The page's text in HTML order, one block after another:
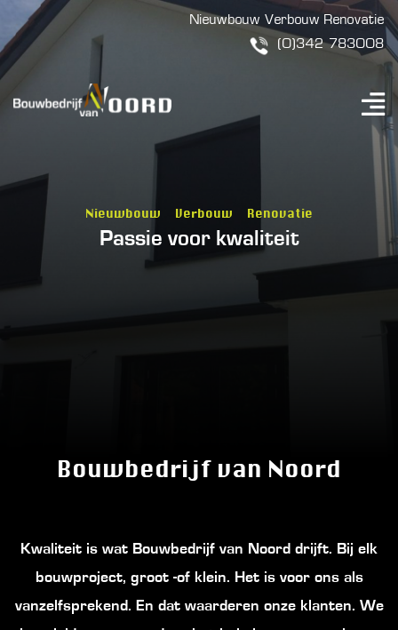
Nieuwbouw Verbouw Renovatie
(0)342 783008
Nieuwbouw Verbouw Renovatie
Passie voor kwaliteit
Bouwbedrijf van Noord
Kwaliteit is wat Bouwbedrijf van Noord drijft. Bij elk
bouwproject, groot -of klein. Het is voor ons als
vanzelfsprekend. En dat waarderen onze klanten. We